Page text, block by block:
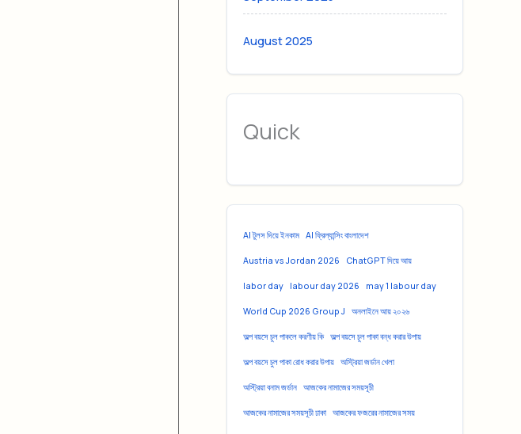
August 2025
Quick
AI টুলস দিয়ে ইনকাম AI ফ্রিল্যান্সিং বাংলাদেশ
Austria vs Jordan 2026 ChatGPT দিয়ে আয়
labor day labour day 2026 may 1 labour day
World Cup 2026 Group J অনলাইনে আয় ২০২৬
অল্প বয়সে চুল পাকলে করণীয় কি অল্প বয়সে চুল পাকা বন্ধ করার উপায়
অল্প বয়সে চুল পাকা রোধ করার উপায় অস্ট্রিয়া জর্ডান খেলা
অস্ট্রিয়া বনাম জর্ডান আজকের নামাজের সময়সূচী
আজকের নামাজের সময়সূচী ঢাকা আজকের ফজরের নামাজের সময়